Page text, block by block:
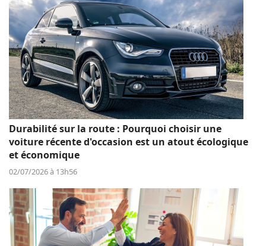
Durabilité sur la route : Pourquoi choisir une
voiture récente d'occasion est un atout écologique
et économique
02/07/2026 à 13h56